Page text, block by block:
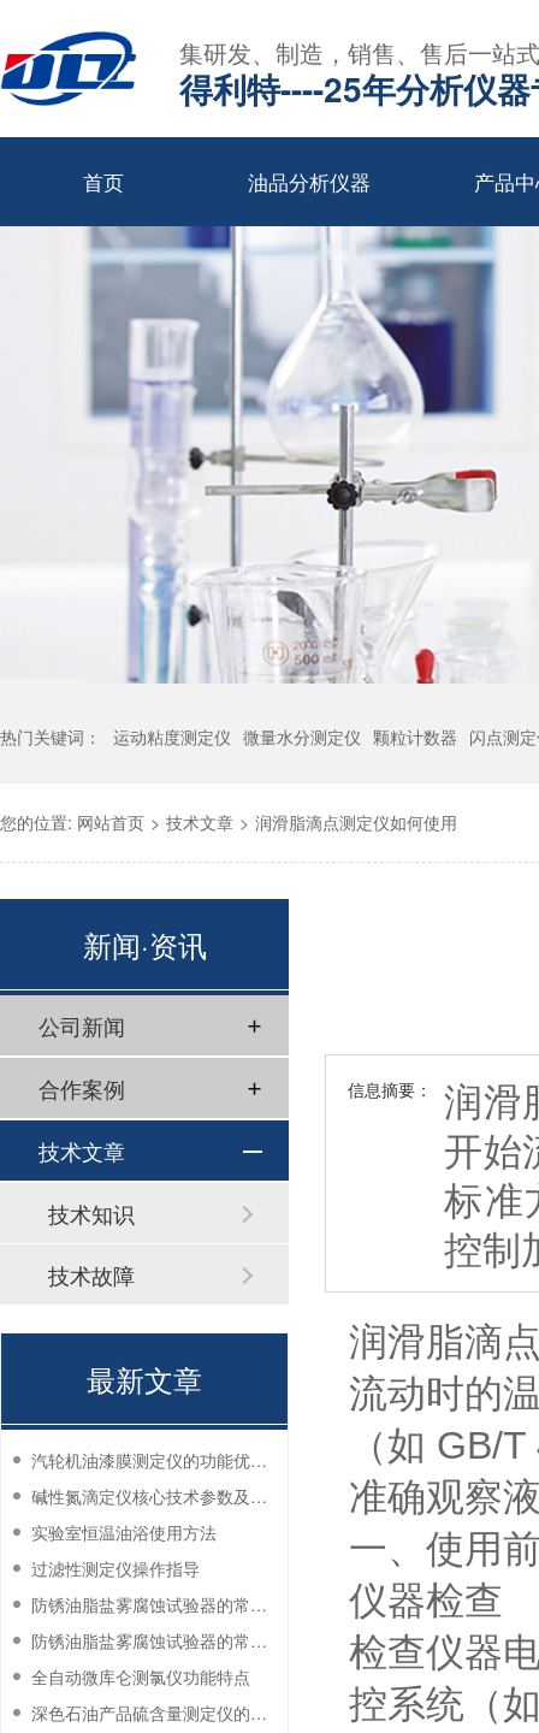
集研发、制造，销售、售后一站
得利特----25年分析仪
首页 油品分析仪器 产品
热门关键词： 运动粘度测定仪 微量水分测定仪 颗粒计数器 闪点测
您的位置: 网站首页 > 技术文章 > 润滑脂滴点测定仪如何使用
信息摘要：
润滑
开始
标准
控制
润滑脂滴
流动时的
（如 GB/
准确观察
一、使用
仪器检查
检查仪器
控系统（
新闻·资讯
公司新闻
合作案例
技术文章
技术知识
技术故障
最新文章
汽轮机油漆膜测定仪的功能优势有哪些？
碱性氮滴定仪核心技术参数及应用说明
实验室恒温油浴使用方法
过滤性测定仪操作指导
防锈油脂盐雾腐蚀试验器的常见故障与解决方法
防锈油脂盐雾腐蚀试验器的常见故障与解决方法
全自动微库仑测氯仪功能特点
深色石油产品硫含量测定仪的工作环境要求